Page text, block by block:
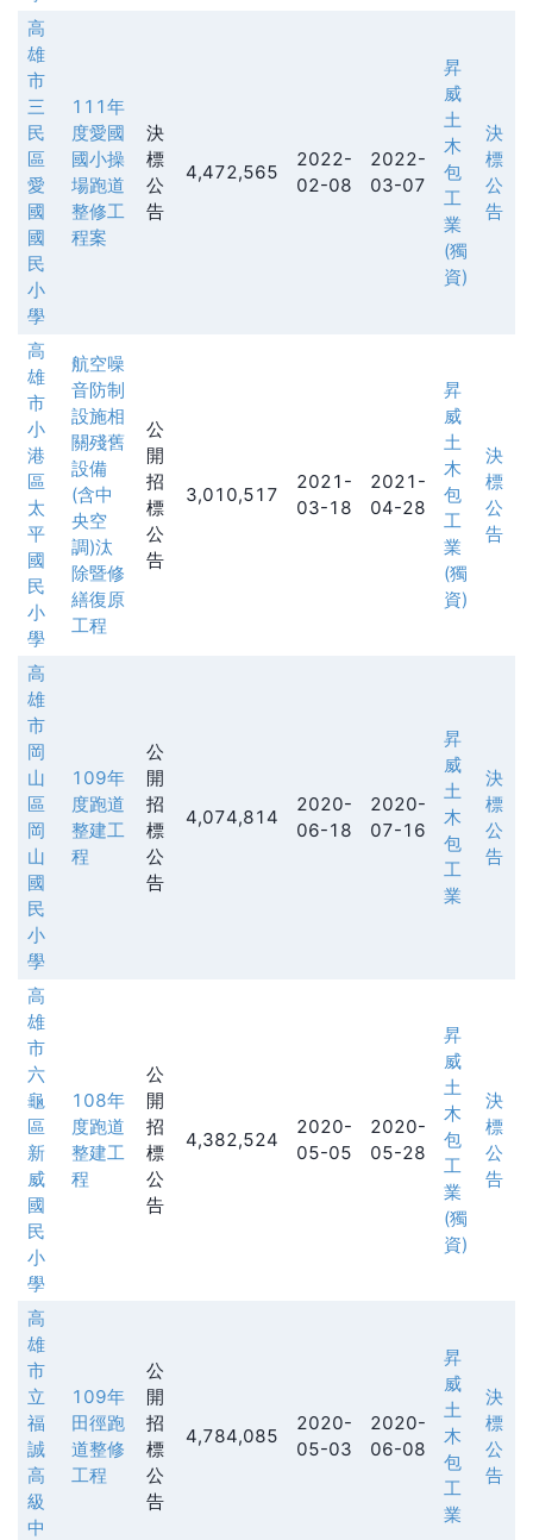
高
雄
市
三
民
區
愛
國
國
民
小
學
111年
度愛國
國小操
場跑道
整修工
程案
決
標
公
告
4,472,565
2022-
02-08
2022-
03-07
昇
威
土
木
包
工
業
(獨
資)
決
標
公
告
高
雄
市
小
港
區
太
平
國
民
小
學
航空噪
音防制
設施相
關殘舊
設備
(含中
央空
調)汰
除暨修
繕復原
工程
公
開
招
標
公
告
3,010,517
2021-
03-18
2021-
04-28
昇
威
土
木
包
工
業
(獨
資)
決
標
公
告
高
雄
市
岡
山
區
岡
山
國
民
小
學
109年
度跑道
整建工
程
公
開
招
標
公
告
4,074,814
2020-
06-18
2020-
07-16
昇
威
土
木
包
工
業
決
標
公
告
高
雄
市
六
龜
區
新
威
國
民
小
學
108年
度跑道
整建工
程
公
開
招
標
公
告
4,382,524
2020-
05-05
2020-
05-28
昇
威
土
木
包
工
業
(獨
資)
決
標
公
告
高
雄
市
立
福
誠
高
級
中
109年
田徑跑
道整修
工程
公
開
招
標
公
告
4,784,085
2020-
05-03
2020-
06-08
昇
威
土
木
包
工
業
決
標
公
告